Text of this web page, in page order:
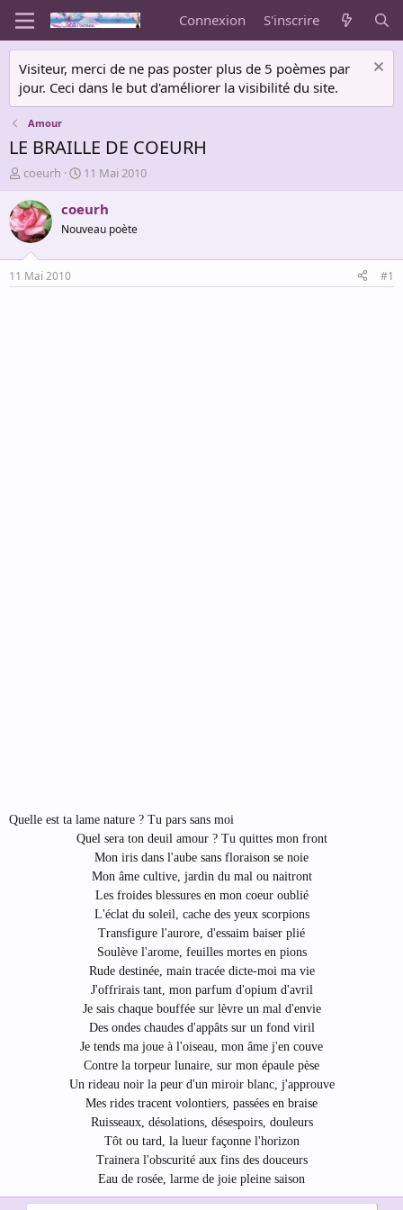
Connexion S'inscrire
Visiteur, merci de ne pas poster plus de 5 poèmes par
jour. Ceci dans le but d'améliorer la visibilité du site.
Amour
LE BRAILLE DE COEURH
A
u
t
e
u
r
d
e
coeurh
D
a
t
d
é
11 Mai 2010
coeurh
Nouveau poète
11 Mai 2010 #1
Quelle est ta lame nature ? Tu pars sans moi
Quel sera ton deuil amour ? Tu quittes mon front
Mon iris dans l'aube sans floraison se noie
Mon âme cultive, jardin du mal ou naitront
Les froides blessures en mon coeur oublié
L'éclat du soleil, cache des yeux scorpions
Transfigure l'aurore, d'essaim baiser plié
Soulève l'arome, feuilles mortes en pions
Rude destinée, main tracée dicte-moi ma vie
J'offrirais tant, mon parfum d'opium d'avril
Je sais chaque bouffée sur lèvre un mal d'envie
Des ondes chaudes d'appâts sur un fond viril
Je tends ma joue à l'oiseau, mon âme j'en couve
Contre la torpeur lunaire, sur mon épaule pèse
Un rideau noir la peur d'un miroir blanc, j'approuve
Mes rides tracent volontiers, passées en braise
Ruisseaux, désolations, désespoirs, douleurs
Tôt ou tard, la lueur façonne l'horizon
Trainera l'obscurité aux fins des douceurs
Eau de rosée, larme de joie pleine saison